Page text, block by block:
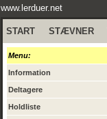
www.lerduer.net
START STÆVNER
Menu:
Information
Deltagere
Holdliste